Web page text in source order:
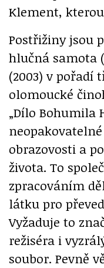
Klement,
Postřižiny jsou
hlučná samota
(2003) v pořadí
olomoucké
„Dílo Bohumila
obrazovosti a
života. To
zpracováním
látku pro
Vyžaduje to
režiséra i
soubor. Pevně